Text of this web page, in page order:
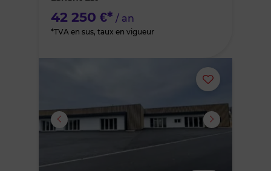
42 250 €* / an
*TVA en sus, taux en vigueur
Ajouter
ou